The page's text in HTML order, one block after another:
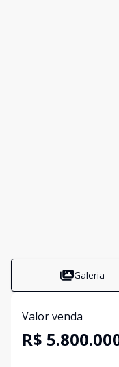
Galeria
Valor venda
R$